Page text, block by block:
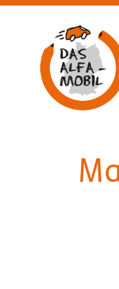
Aufsuchende